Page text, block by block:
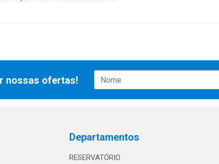
nossas ofertas!
Departamentos
RESERVATÓRIO